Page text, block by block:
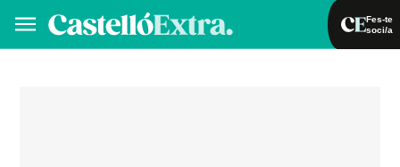
Fes-te
soci/a